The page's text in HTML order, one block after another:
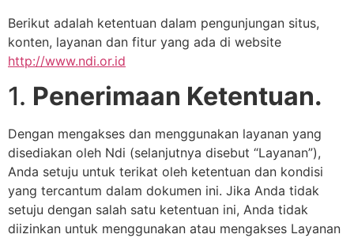
Berikut adalah ketentuan dalam pengunjungan situs,
konten, layanan dan fitur yang ada di website
http://www.ndi.or.id
1. Penerimaan Ketentuan.
Dengan mengakses dan menggunakan layanan yang
disediakan oleh Ndi (selanjutnya disebut “Layanan”),
Anda setuju untuk terikat oleh ketentuan dan kondisi
yang tercantum dalam dokumen ini. Jika Anda tidak
setuju dengan salah satu ketentuan ini, Anda tidak
diizinkan untuk menggunakan atau mengakses Layanan